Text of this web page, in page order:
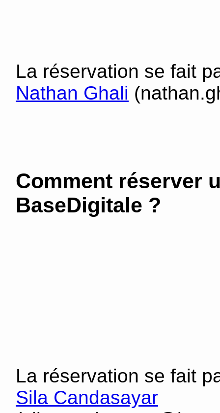
La réservation se fait
Nathan Ghali
Comment réserver
BaseDigitale ?
La réservation se fait
Sila Candasayar